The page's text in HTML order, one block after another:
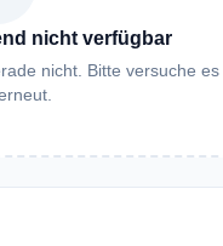
nicht verfügbar
nicht. Bitte versuche es